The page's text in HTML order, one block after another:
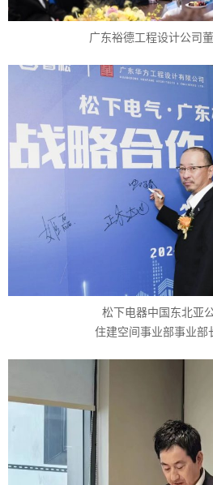
广东裕德工程设计公司
松下电器中国东北亚
住建空间事业部事业部